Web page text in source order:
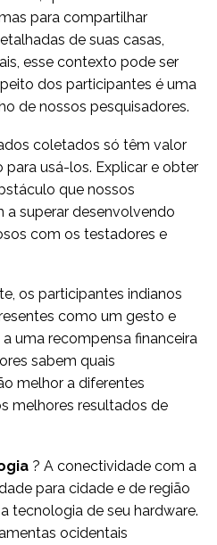
para compartilhar
de suas casas,
esse contexto pode ser
dos participantes é uma
de nossos pesquisadores.
coletados só têm valor
usá-los. Explicar e obter
que nossos
a superar desenvolvendo
com os testadores e
os participantes indianos
como um gesto e
uma recompensa financeira
sabem quais
melhor a diferentes
melhores resultados de
? A conectividade com a
para cidade e de região
tecnologia de seu hardware.
ocidentais